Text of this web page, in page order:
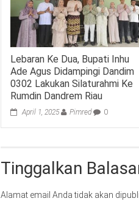
Lebaran Ke Dua, Bupati Inhu
Ade Agus Didampingi Dandim
0302 Lakukan Silaturahmi Ke
Rumdin Dandrem Riau
April 1, 2025 Pimred 0
Tinggalkan
Alamat email Anda tidak akan